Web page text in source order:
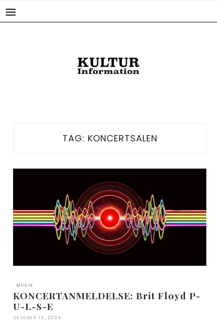
TAG: KONCERTSALEN
MUSIK
KONCERTANMELDELSE: Brit Floyd P-
U-L-S-E
OKTOBER 13, 2024